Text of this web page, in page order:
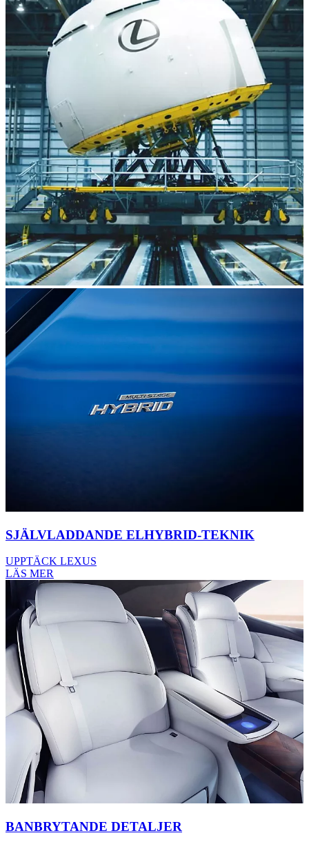
SJÄLVLADDANDE ELHYBRID-TEKNIK
UPPTÄCK LEXUS
LÄS MER
BANBRYTANDE DETALJER